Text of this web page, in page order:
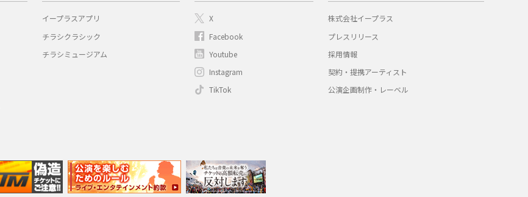
イープラスアプリ
チラシクラシック
チラシミュージアム
X
Facebook
Youtube
Instagram
TikTok
株式会社イープラス
プレスリリース
採用情報
契約・提携アーティスト
公演企画制作・レーベル